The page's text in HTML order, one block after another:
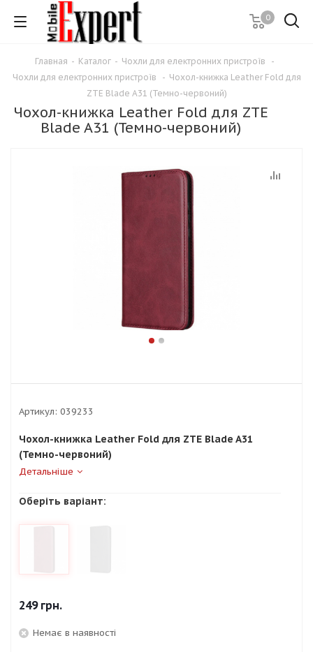
0
Главная - Каталог - Чохли для електронних пристроїв
-
Чохли для електронних пристроїв
- Чохол-книжка Leather Fold для
ZTE Blade A31 (Темно-червоний)
Чохол-книжка Leather Fold для ZTE
Blade A31 (Темно-червоний)
Артикул: 039233
Чохол-книжка Leather Fold для ZTE Blade A31
(Темно-червоний)
Детальніше
Оберіть варіант:
249грн.
Немає в наявності